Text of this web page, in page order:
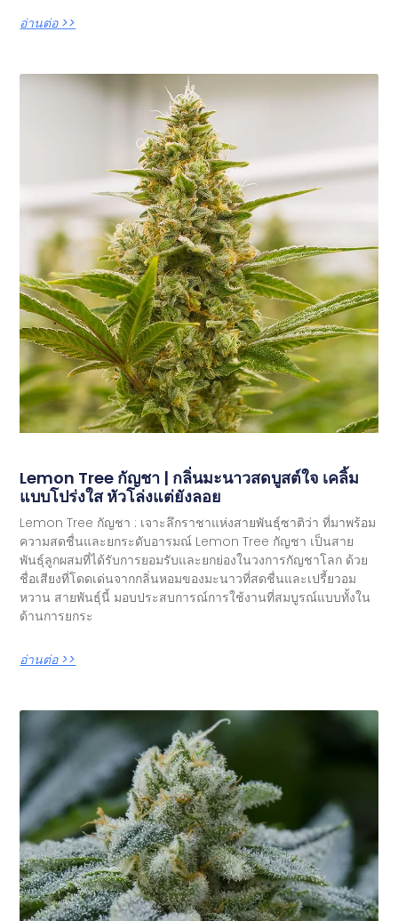
อ่านต่อ >>
Lemon Tree กัญชา | กลิ่นมะนาวสดบูสต์ใจ เคลิ้ม
แบบโปร่งใส หัวโล่งแต่ยังลอย
Lemon Tree กัญชา : เจาะลึกราชาแห่งสายพันธุ์ซาติว่า ที่มาพร้อม
ความสดชื่นและยกระดับอารมณ์ Lemon Tree กัญชา เป็นสาย
พันธุ์ลูกผสมที่ได้รับการยอมรับและยกย่องในวงการกัญชาโลก ด้วย
ชื่อเสียงที่โดดเด่นจากกลิ่นหอมของมะนาวที่สดชื่นและเปรี้ยวอม
หวาน สายพันธุ์นี้ มอบประสบการณ์การใช้งานที่สมบูรณ์แบบทั้งใน
ด้านการยกระ
อ่านต่อ >>